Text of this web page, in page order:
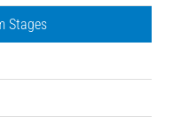
Stages